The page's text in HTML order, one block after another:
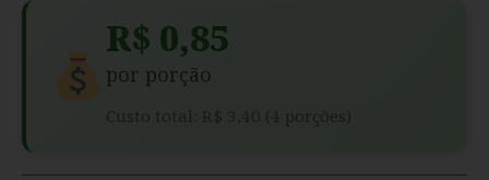
R$ 0,85
por porção
Custo total: R$ 3,40 (4 porções)